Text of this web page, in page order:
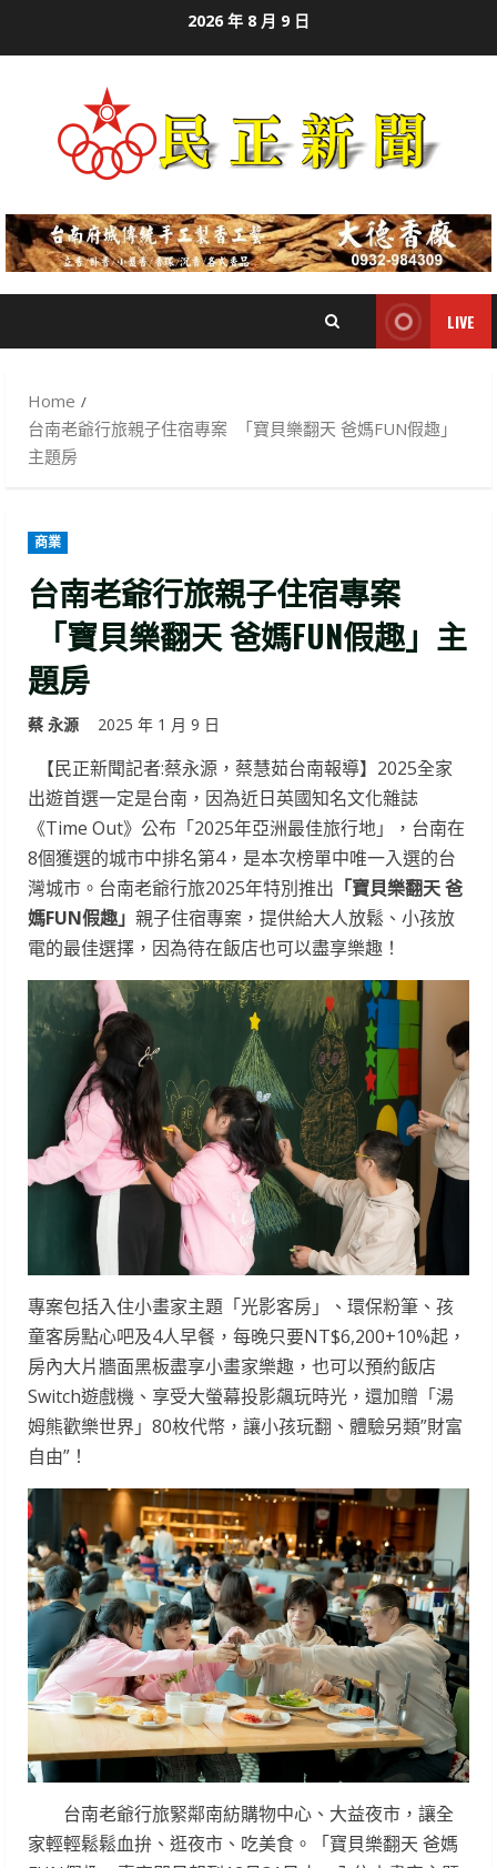
2026 年 8 月 9 日
LIVE
Home
台南老爺行旅親子住宿專案 「寶貝樂翻天 爸媽FUN假趣」
主題房
商業
台南老爺行旅親子住宿專案
「寶貝樂翻天 爸媽FUN假趣」主
題房
蔡 永源 2025 年 1 月 9 日
【民正新聞記者:蔡永源，蔡慧茹台南報導】2025全家
出遊首選一定是台南，因為近日英國知名文化雜誌
《Time Out》公布「2025年亞洲最佳旅行地」，台南在
8個獲選的城市中排名第4，是本次榜單中唯一入選的台
灣城市。台南老爺行旅2025年特別推出 「寶貝樂翻天 爸
媽FUN假趣」 親子住宿專案，提供給大人放鬆、小孩放
電的最佳選擇，因為待在飯店也可以盡享樂趣！
專案包括入住小畫家主題「光影客房」、環保粉筆、孩
童客房點心吧及4人早餐，每晚只要NT$6,200+10%起，
房內大片牆面黑板盡享小畫家樂趣，也可以預約飯店
Switch遊戲機、享受大螢幕投影飆玩時光，還加贈「湯
姆熊歡樂世界」80枚代幣，讓小孩玩翻、體驗另類”財富
自由”！
台南老爺行旅緊鄰南紡購物中心、大益夜市，讓全
家輕輕鬆鬆血拚、逛夜市、吃美食。「寶貝樂翻天 爸媽